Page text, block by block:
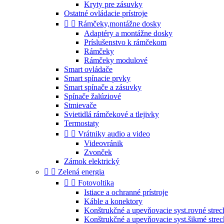
Kryty pre zásuvky
Ostatné ovládacie prístroje
  Rámčeky,montážne dosky
Adaptéry a montážne dosky
Príslušenstvo k rámčekom
Rámčeky
Rámčeky modulové
Smart ovládače
Smart spínacie prvky
Smart spínače a zásuvky
Spínače žalúziové
Stmievače
Svietidlá rámčekové a tlejivky
Termostaty
  Vrátniky audio a video
Videovránik
Zvonček
Zámok elektrický
  Zelená energia
  Fotovoltika
Istiace a ochranné prístroje
Káble a konektory
Konštrukčné a upevňovacie syst.rovné
Konštrukčné a upevňovacie syst.šikmé